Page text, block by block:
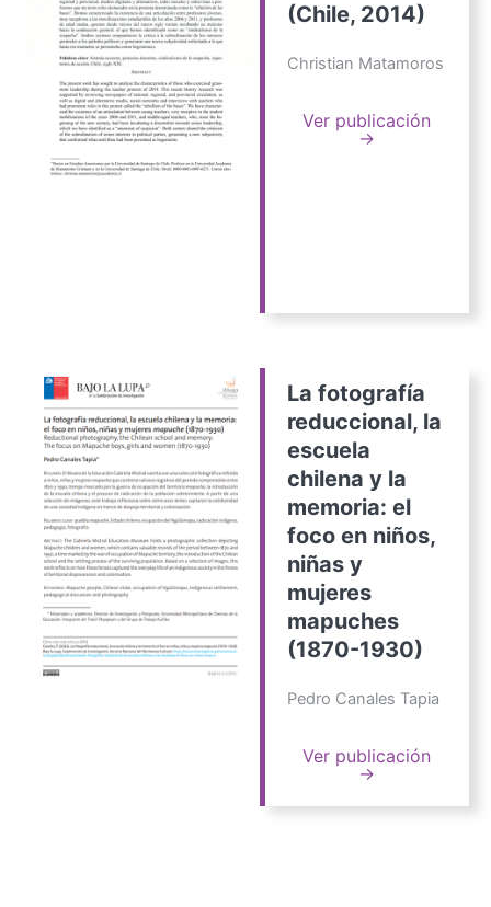
(Chile, 2014)
Christian Matamoros
Ver publicación
→
La fotografía
reduccional, la
escuela
chilena y la
memoria: el
foco en niños,
niñas y
mujeres
mapuches
(1870-1930)
Pedro Canales Tapia
Ver publicación
→